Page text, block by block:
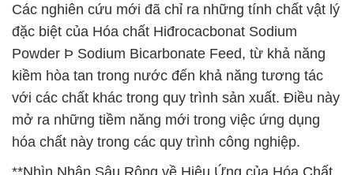
Các nghiên cứu mới đã chỉ ra những tính chất vật lý
đặc biệt của Hóa chất Hiđrocacbonat Sodium
Powder Þ Sodium Bicarbonate Feed, từ khả năng
kiềm hòa tan trong nước đến khả năng tương tác
với các chất khác trong quy trình sản xuất. Điều này
mở ra những tiềm năng mới trong việc ứng dụng
hóa chất này trong các quy trình công nghiệp.
**Nhìn Nhận Sâu Rộng về Hiệu Ứng của Hóa Chất